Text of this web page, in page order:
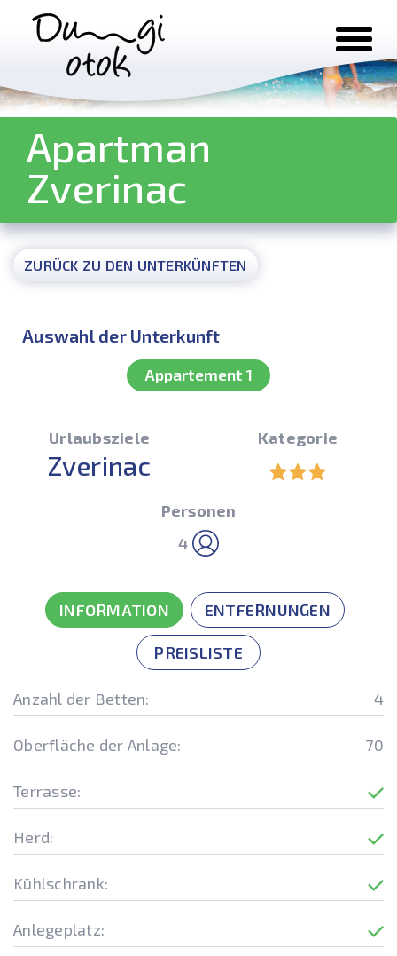
Zum Inhalt springen
Apartman
Zverinac
ZURÜCK ZU DEN UNTERKÜNFTEN
Auswahl der Unterkunft
Appartement 1
Urlaubsziele
Zverinac
Kategorie
Personen
4
INFORMATION ENTFERNUNGEN
PREISLISTE
Anzahl der Betten: 4
Oberfläche der Anlage: 70
Terrasse:
Herd:
Kühlschrank:
Anlegeplatz: